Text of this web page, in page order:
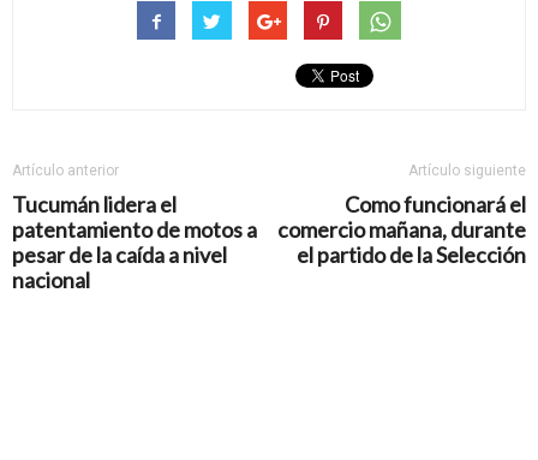
Artículo anterior
Tucumán lidera el
patentamiento de motos a
pesar de la caída a nivel
nacional
Artículo siguiente
Como funcionará el
comercio mañana, durante
el partido de la Selección